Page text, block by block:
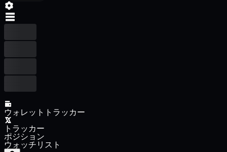
ウォレットトラッカー
トラッカー
ポジション
ウォッチリスト